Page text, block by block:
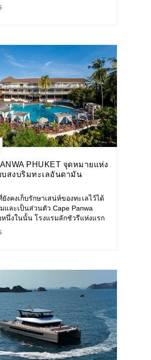
พื้นฐาน
PHUKET จุดหมายแห่ง
บสงบริมทะเลอันดามัน
งคงเก็บรักษาเสน่ห์ของทะเลไว้ได้
และเป็นส่วนตัว Cape Panwa
หนึ่งในนั้น โรงแรมลักชัวรีแห่งแรก
ทางตะวันออกเฉียงใต้ของเกาะ